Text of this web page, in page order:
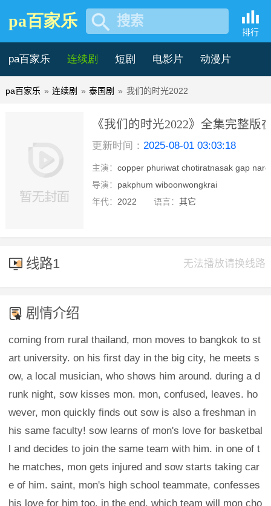
pa百家乐 搜索
排行
pa百家乐 连续剧 短剧 电影片 动漫片
记录片 综艺片
pa百家乐 » 连续剧 » 泰国剧 » 我们的时光2022
《我们的时光2022》全集完整版
乐
更新时间： 2025-08-01 03:03:18
主演： copper phuriwat chotiratnasak gap
niyatiatchonchai pi monthapoom
suthisawan
导演： pakphum wiboonwongkrai
年代： 2022 语言： 其它
线路1 无法播放请换线路
剧情介绍
coming from rural thailand, mon moves to bangkok to st
art university. on his first day in the big city, he meets s
ow, a local musician, who shows him around. during a d
runk night, sow kisses mon. mon, confused, leaves. ho
wever, mon quickly finds out sow is also a freshman in
his same faculty! sow learns of mon's love for basketbal
l and decides to join the same team with him. in one of t
he matches, mon gets injured and sow starts taking car
e of him. saint, mon's high school teammate, confesses
his love for him too. in the end, which team will mon cho